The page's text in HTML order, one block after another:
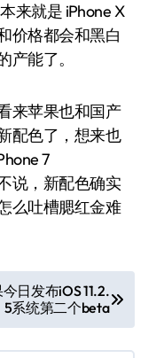
来就是 iPhone X
价格都会和黑白
能了。
来苹果也和国产
配色了，想来也
7
说，新配色确实
么吐槽腮红金难
日发布iOS 11.2.
5系统第二个beta